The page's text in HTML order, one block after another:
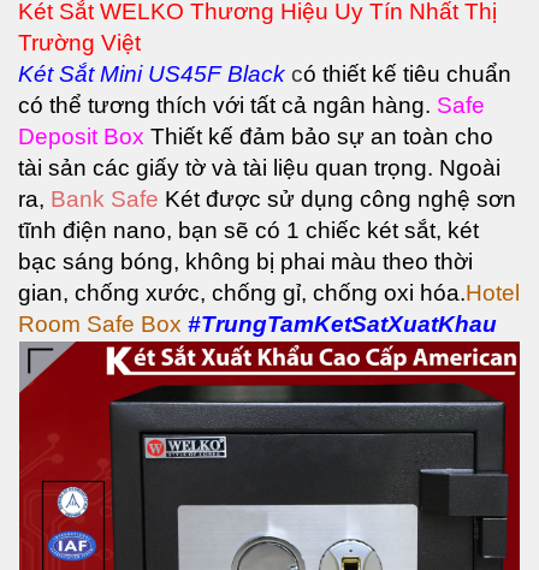
Két Sắt WELKO Thương Hiệu Uy Tín Nhất Thị
Trường Việt
Két SắtMini US45F Black có thiết kế tiêu chuẩn
có thể tương thích với tất cả ngân hàng. Safe
Deposit Box Thiết kế đảm bảo sự an toàn cho
tài sản các giấy tờ và tài liệu quan trọng. Ngoài
ra, Bank Safe Két được sử dụng công nghệ sơn
tĩnh điện nano, bạn sẽ có 1 chiếc két sắt, két
bạc sáng bóng, không bị phai màu theo thời
gian, chống xước, chống gỉ, chống oxi hóa.Hotel
Room Safe Box #TrungTamKetSatXuatKhau